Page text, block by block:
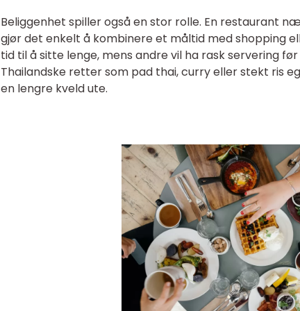
Beliggenhet spiller også en stor rolle. En restaurant
gjør det enkelt å kombinere et måltid med shopping
tid til å sitte lenge, mens andre vil ha rask servering
Thailandske retter som pad thai, curry eller stekt ris
en lengre kveld ute.